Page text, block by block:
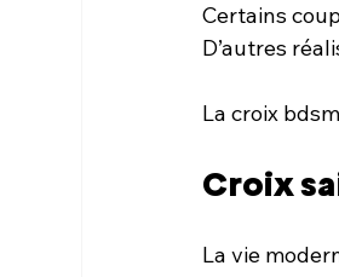
Certains
D’autres
La croix
Croix
La vie